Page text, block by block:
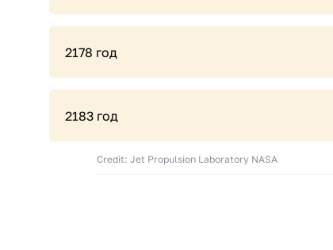
2178 год
2183 год
Credit: Jet Propulsion Laboratory NASA